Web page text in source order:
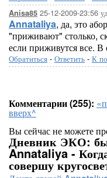
Anisa85 25-12-2009-23:56
Annataliya, да, это
"приживают" столько,
если приживутся все.
Обратиться - Ответить - К
Комментарии (255):
вверх^
Вы сейчас не можете
Дневник ЭКО:
Annataliya -
совершу